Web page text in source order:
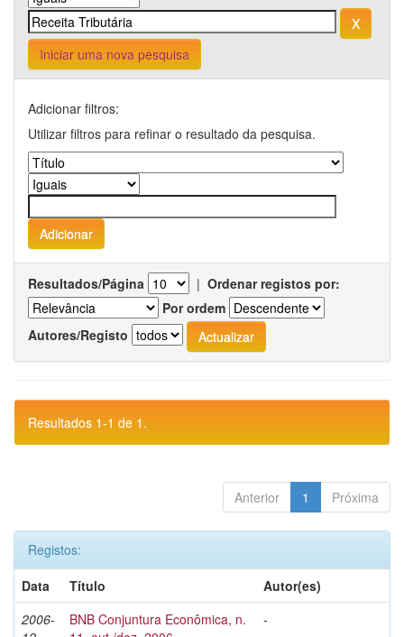
Iniciar uma nova pesquisa
Adicionar filtros:
Utilizar filtros para refinar o resultado da pesquisa.
Resultados/Página | Ordenar registos por:
Por ordem
Autores/Registo
Resultados 1-1 de 1.
Anterior 1 Próxima
Registos:
Data
Título
Autor(es)
2006-
BNB Conjuntura Econômica, n.
-